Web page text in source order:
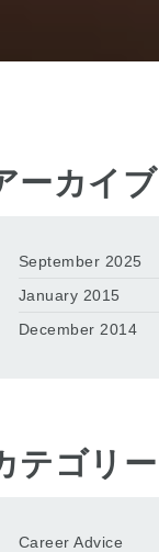
ーカイブ
September 2025
January 2015
December 2014
テゴリー
Career Advice